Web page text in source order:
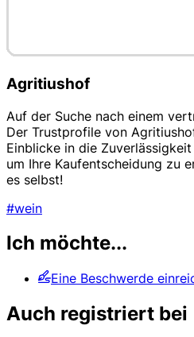
Agritiushof
Auf der Suche nach einem
Der Trustprofile von
Einblicke in die
um Ihre Kaufentscheidung zu
es selbst!
#wein
Ich möchte...
Eine Beschwerde
Auch registriert bei